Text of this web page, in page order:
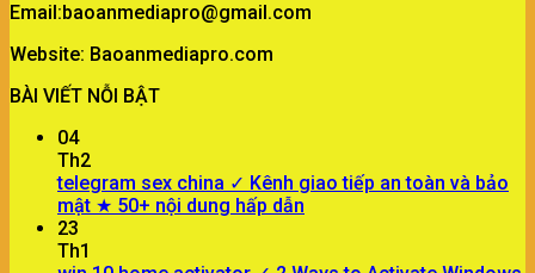
Email:baoanmediapro@gmail.com
Website: Baoanmediapro.com
BÀI VIẾT NỖI BẬT
04
Th2
telegram sex china ✓ Kênh giao tiếp an toàn và bảo
mật ★ 50+ nội dung hấp dẫn
23
Th1